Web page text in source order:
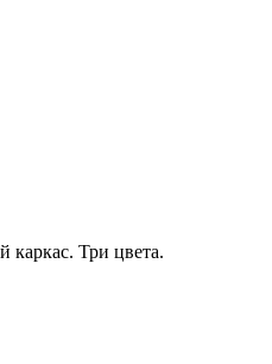
каркас. Три цвета.